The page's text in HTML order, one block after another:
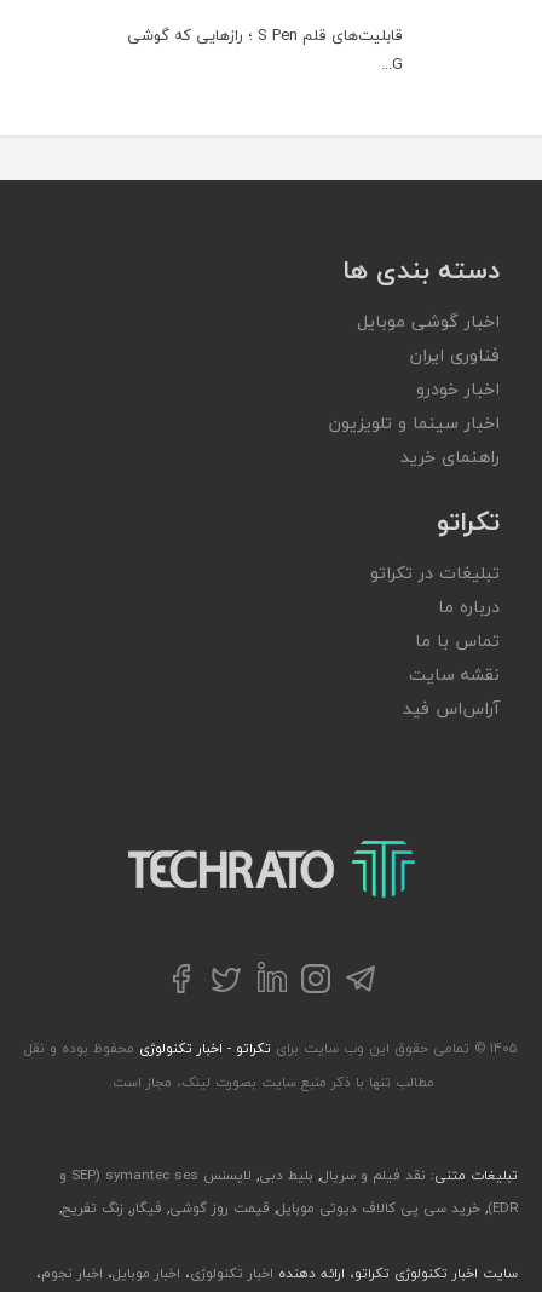
قابلیت‌های قلم S Pen ؛ رازهایی که گوشی
G...
دسته بندی ها
اخبار گوشی موبایل
فناوری ایران
اخبار خودرو
اخبار سینما و تلویزیون
راهنمای خرید
تکراتو
تبلیغات در تکراتو
درباره ما
تماس با ما
نقشه سایت
آر‌اس‌اس فید
تکراتو – زندگی با تکنولوژی
تلگراماینستاگرام
لینکداینتوییترفیسبوک
۱۴۰۵ © تمامی حقوق این وب سایت برای تکراتو - اخبار تکنولوژی محفوظ بوده و نقل
مطالب تنها با ذکر منبع سایت بصورت لینک، مجاز است.
تبلیغات متنی: نقد فیلم و سریال, بلیط دبی,
لایسنس symantec ses (SEP و
EDR)
, خرید سی پی کالاف دیوتی موبایل, قیمت روز گوشی, فیگار, زنگ تفریح,
سایت اخبار تکنولوژی تکراتو، ارائه دهنده اخبار تکنولوژی، اخبار موبایل، اخبار نجوم،